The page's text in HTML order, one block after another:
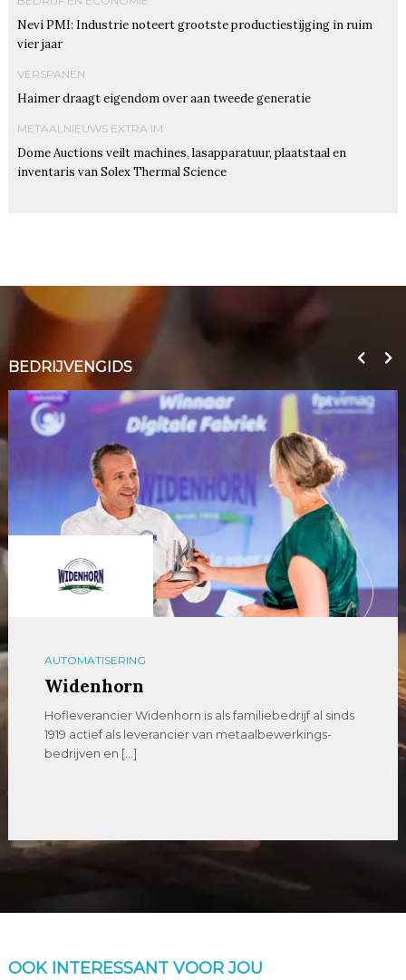
Nevi PMI: Industrie noteert grootste productiestijging in ruim
vier jaar
VERSPANEN
Haimer draagt eigendom over aan tweede generatie
METAALNIEUWS EXTRA IM
Dome Auctions veilt machines, lasapparatuur, plaatstaal en
inventaris van Solex Thermal Science
BEDRIJVENGIDS
AUTOMATISERING
Widenhorn
Hofleverancier Widenhorn is als familiebedrijf al sinds
1919 actief als leverancier van metaalbewerkings-
bedrijven en […]
OOK INTERESSANT VOOR JOU